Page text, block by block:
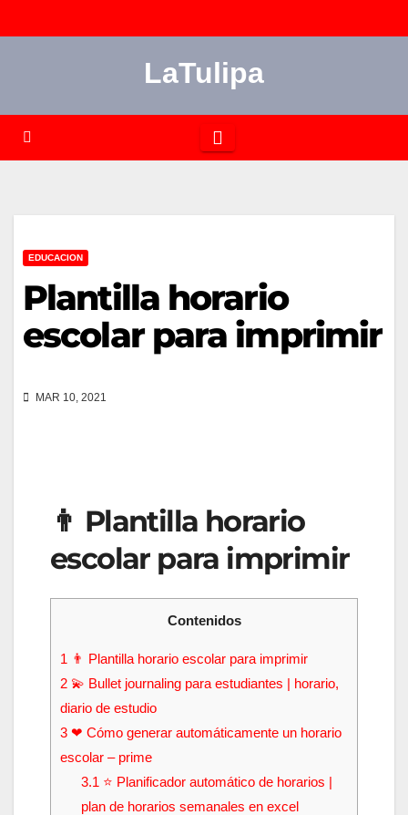
al
LaTulipa
EDUCACION
Plantilla horario
escolar para imprimir
MAR 10, 2021
👨 Plantilla horario
escolar para imprimir
Contenidos
1 👨 Plantilla horario escolar para imprimir
2 💫 Bullet journaling para estudiantes | horario,
diario de estudio
3 ❤ Cómo generar automáticamente un horario
escolar – prime
3.1 ⭐ Planificador automático de horarios |
plan de horarios semanales en excel